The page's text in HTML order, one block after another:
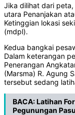
Jika dilihat dari
utara Penanjakan
Ketinggian lokasi
(mdpl).
Kedua bangkai
Dalam keterangan
Penerangan
(Marsma) R. Agung
tersebut sedang
BACA:Latihan
Pegunungan